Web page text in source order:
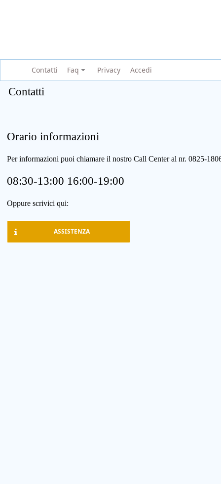
Contatti Faq Privacy Accedi
Contatti
Orario informazioni
Per informazioni puoi chiamare il nostro Call Center al nr. 0825-
08:30-13:00 16:00-19:00
Oppure scrivici qui:
ASSISTENZA